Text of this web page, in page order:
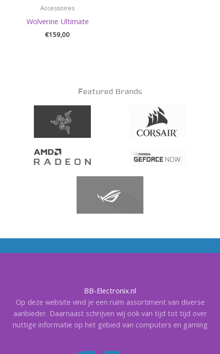
Accessoires
Wolverine Ultimate
€159,00
Featured Brands
BB-Electronix.nl
Op deze website vind je een ruim assortiment van diverse
aanbieder. Daarnaast schrijven wij ook van tijd tot tijd over
nuttige informatie op het gebied van computers en gaming